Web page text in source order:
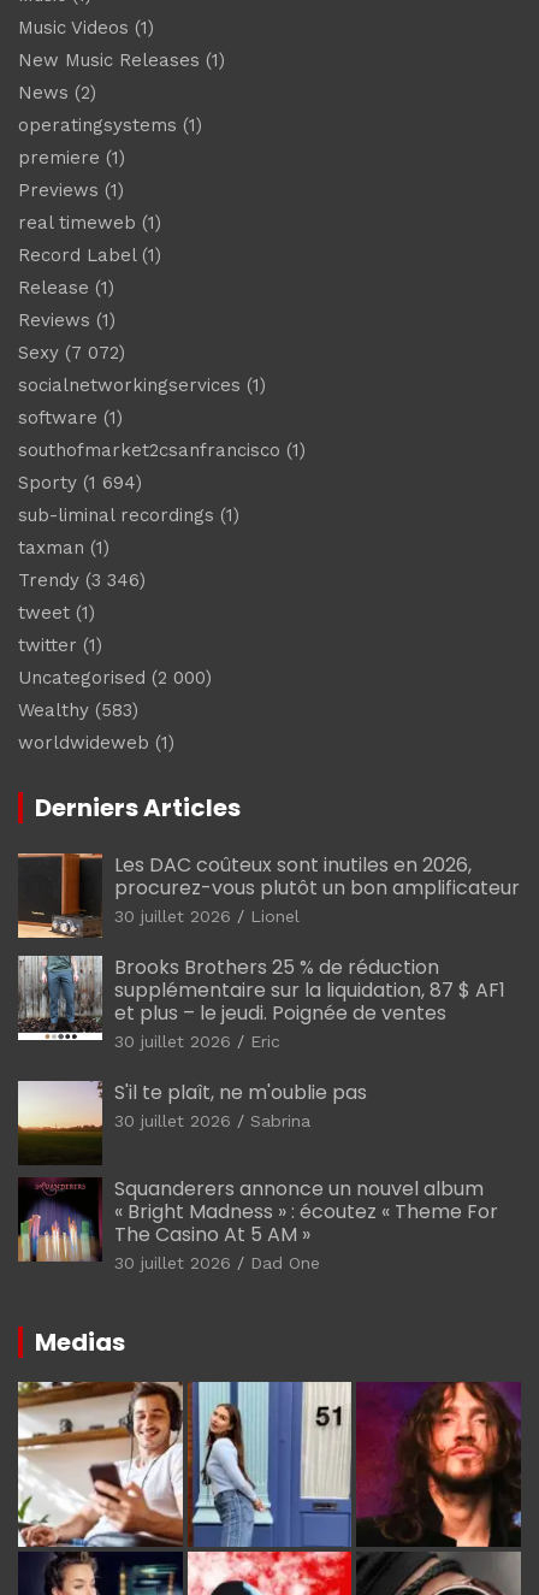
Music Videos (1)
New Music Releases (1)
News (2)
operatingsystems (1)
premiere (1)
Previews (1)
real timeweb (1)
Record Label(1)
Release (1)
Reviews (1)
Sexy (7 072)
socialnetworkingservices (1)
software (1)
southofmarket2csanfrancisco (1)
Sporty (1 694)
sub-liminal recordings (1)
taxman (1)
Trendy (3 346)
tweet (1)
twitter (1)
Uncategorised (2 000)
Wealthy (583)
worldwideweb (1)
Derniers Articles
Les DAC coûteux sont inutiles en 2026,
procurez-vous plutôt un bon amplificateur
30 juillet 2026 Lionel
Brooks Brothers 25 % de réduction
supplémentaire sur la liquidation, 87 $ AF1
et plus – le jeudi. Poignée de ventes
30 juillet 2026 Eric
S'il te plaît, ne m'oublie pas
30 juillet 2026 Sabrina
Squanderers annonce un nouvel album
« Bright Madness » : écoutez « Theme For
The Casino At 5 AM »
30 juillet 2026 Dad One
Medias